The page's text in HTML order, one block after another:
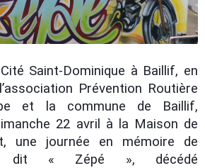
Saint-Dominique à Baillif, en
Prévention Routière
et la commune de Baillif,
22 avril à la Maison de
une journée en mémoire de
dit « Zépé », décédé